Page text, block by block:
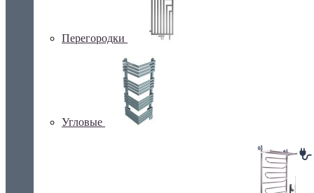
Перегородки
Угловые